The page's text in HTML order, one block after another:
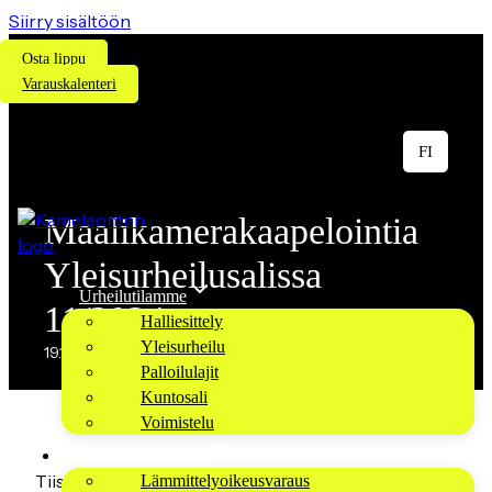
Siirry sisältöön
Osta lippu
Varauskalenteri
FI
Urheilutilamme
Halliesittely
Yleisurheilu
Palloilulajit
Kuntosali
Voimistelu
Lämmittelyoikeusvaraus
Maalikamerakaapelointia
Yleisurheilusalissa
11/2024
19.11.2024
Tiistai 19.11.2024 – Torstai 21.11.2024 Kameleontenin